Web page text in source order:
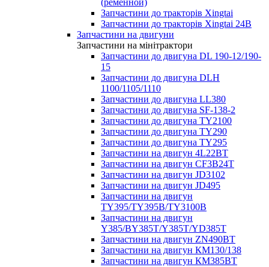
(ременной)
Запчастини до тракторів Xingtai
Запчастини до тракторів Xingtai 24В
Запчастини на двигуни
Запчастини на мінітрактори
Запчастини до двигуна DL 190-12/190-
15
Запчастини до двигуна DLH
1100/1105/1110
Запчастини до двигуна LL380
Запчастини до двигуна SF-138-2
Запчастини до двигуна TY2100
Запчастини до двигуна TY290
Запчастини до двигуна TY295
Запчастини на двигун 4L22BT
Запчастини на двигун CF3B24T
Запчастини на двигун JD3102
Запчастини на двигун JD495
Запчастини на двигун
TY395/TY395В/TY3100В
Запчастини на двигун
Y385/BY385T/Y385T/YD385T
Запчастини на двигун ZN490BT
Запчастини на двигун КМ130/138
Запчастини на двигун КМ385ВТ